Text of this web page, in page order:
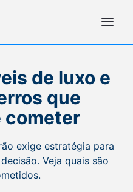
de luxo e
que
cometer
exige estratégia para
Veja quais são